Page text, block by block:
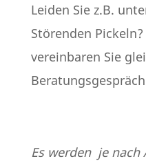
Leiden Sie z.B.
Störenden
vereinbaren Sie
Es werden je nach